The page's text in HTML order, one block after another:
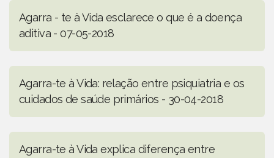
Agarra - te à Vida esclarece o que é a doença
aditiva - 07-05-2018
Agarra-te à Vida: relação entre psiquiatria e os
cuidados de saúde primários - 30-04-2018
Agarra-te à Vida explica diferença entre